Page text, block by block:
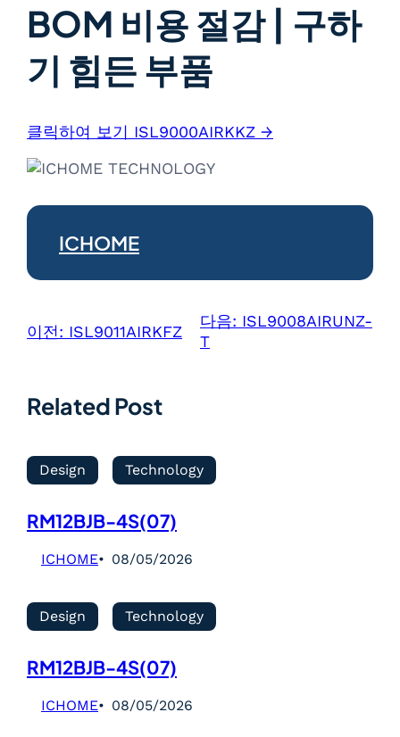
BOM 비용 절감 | 구하
기 힘든 부품
클릭하여 보기 ISL9000AIRKKZ →
ICHOME
이전: ISL9011AIRKFZ
다음: ISL9008AIRUNZ-
T
Related Post
Design Technology
RM12BJB-4S(07)
ICHOME 08/05/2026
Design Technology
RM12BJB-4S(07)
ICHOME 08/05/2026